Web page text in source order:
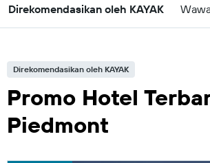
Direkomendasikan oleh KAYAK
Direkomendasikan oleh KAYAK
Promo Hotel
Piedmont